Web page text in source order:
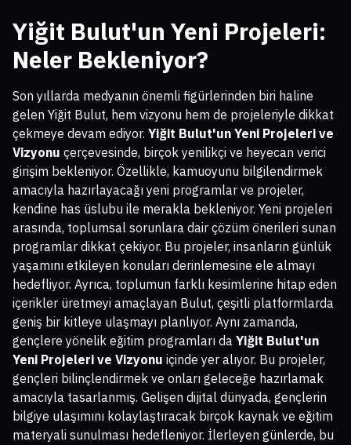
Yiğit Bulut'un Yeni Projeleri:
Neler Bekleniyor?
Son yıllarda medyanın önemli figürlerinden biri haline
gelen Yiğit Bulut, hem vizyonu hem de projeleriyle dikkat
çekmeye devam ediyor. Yiğit Bulut'un Yeni Projeleri ve
Vizyonu çerçevesinde, birçok yenilikçi ve heyecan verici
girişim bekleniyor. Özellikle, kamuoyunu bilgilendirmek
amacıyla hazırlayacağı yeni programlar ve projeler,
kendine has üslubu ile merakla bekleniyor. Yeni projeleri
arasında, toplumsal sorunlara dair çözüm önerileri sunan
programlar dikkat çekiyor. Bu projeler, insanların günlük
yaşamını etkileyen konuları derinlemesine ele almayı
hedefliyor. Ayrıca, toplumun farklı kesimlerine hitap eden
içerikler üretmeyi amaçlayan Bulut, çeşitli platformlarda
geniş bir kitleye ulaşmayı planlıyor. Aynı zamanda,
gençlere yönelik eğitim programları da Yiğit Bulut'un
Yeni Projeleri ve Vizyonu içinde yer alıyor. Bu projeler,
gençleri bilinçlendirmek ve onları geleceğe hazırlamak
amacıyla tasarlanmış. Gelişen dijital dünyada, gençlerin
bilgiye ulaşımını kolaylaştıracak birçok kaynak ve eğitim
materyali sunulması hedefleniyor. İlerleyen günlerde, bu